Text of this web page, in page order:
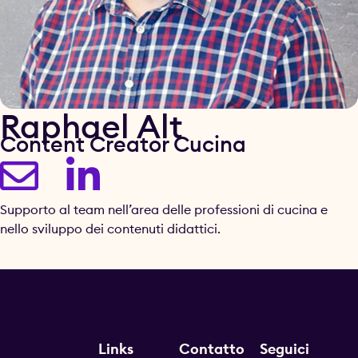
Raphael Alt
Content Creator Cucina
Supporto al team nell’area delle professioni di cucina e
nello sviluppo dei contenuti didattici.
Contatto
Links Seguici